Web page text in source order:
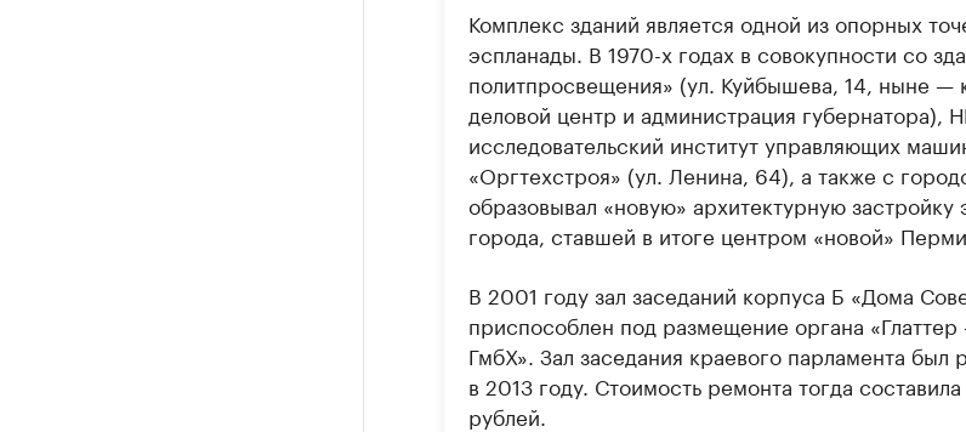
Комплекс зданий является одной из опорных
эспланады. В 1970-х годах в совокупности со
политпросвещения» (ул. Куйбышева, 14, ныне —
деловой центр и администрация
исследовательский институт управляющих
«Оргтехстроя» (ул. Ленина, 64), а также с
образовывал «новую» архитектурную застройку
города, ставшей в итоге центром «новой» Перми.
В 2001 году зал заседаний корпуса Б «Дома
приспособлен под размещение органа
ГмбХ». Зал заседания краевого парламента был
в 2013 году. Стоимость ремонта тогда
рублей.